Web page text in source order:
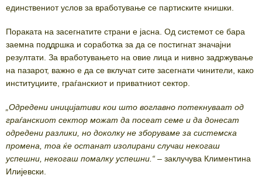
единствениот услов за вработување се партиските книшки.
Пораката на засегнатите страни е јасна. Од системот се бара
заемна поддршка и соработка за да се постигнат значајни
резултати. За вработувањето на овие лица и нивно задржување
на пазарот, важно е да се вклучат сите засегнати чинители, како
институциите, граѓанскиот и приватниот сектор.
„Одредени иницијативи кои што воглавно потекнуваат од
граѓанскиот сектор можат да посеат семе и да донесат
одредени разлики, но доколку не зборуваме за системска
промена, тоа ќе останат изолирани случаи некогаш
успешни, некогаш помалку успешни.“ – заклучува Климентина
Илијевски.